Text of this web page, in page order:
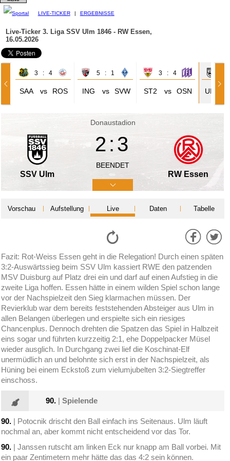
LIVE-TICKER | ERGEBNISSE
Live-Ticker 3. Liga SSV Ulm 1846 - RW Essen,
16.05.2026
3 : 4
SAA vs ROS
5 : 1
ING vs SVW
3 : 4
ST2 vs OSN ULM
Donaustadion
SSV Ulm
2:3
BEENDET
RW Essen
Vorschau Aufstellung Live Daten Tabelle
Fazit: Rot-Weiss Essen geht in die Relegation! Durch einen späten
3:2-Auswärtssieg beim SSV Ulm kassiert RWE den patzenden
MSV Duisburg auf Platz drei ein und darf auf einen Aufstieg in die
zweite Liga hoffen. Essen hätte in einem wilden Spiel schon lange
vor der Nachspielzeit den Sieg klarmachen müssen. Der
Revierklub war dem bereits feststehenden Absteiger aus Ulm in
allen Belangen überlegen und erspielte sich ein riesiges
Chancenplus. Dennoch drehten die Spatzen das Spiel in Halbzeit
eins sogar und führten kurzzeitig 2:1, ehe Doppelpacker Müsel
wieder ausglich. In Durchgang zwei lief die Koschinat-Elf
unermüdlich an und belohnte sich erst in der Nachspielzeit, als
Hüning bei einem Eckstoß zum vielumjubelten 3:2-Siegtreffer
einschoss.
90. |Spielende
90. | Potocnik drischt den Ball einfach ins Seitenaus. Ulm läuft
nochmal an, aber kommt nicht entscheidend vor das Tor.
90. | Janssen rutscht am linken Eck nur knapp am Ball vorbei. Mit
ein paar Zentimetern mehr hätte das das 4:2 sein können.